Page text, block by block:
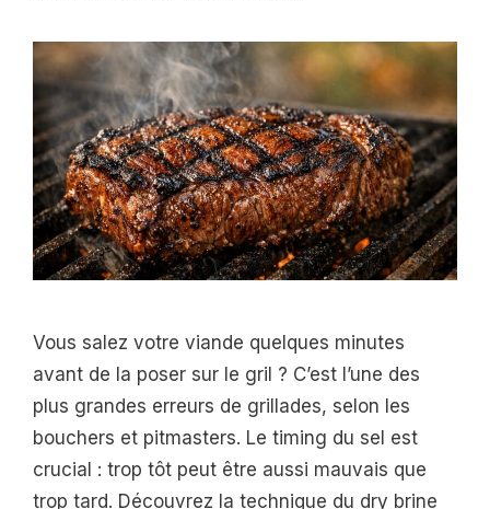
Vous salez votre viande quelques minutes
avant de la poser sur le gril ? C’est l’une des
plus grandes erreurs de grillades, selon les
bouchers et pitmasters. Le timing du sel est
crucial : trop tôt peut être aussi mauvais que
trop tard. Découvrez la technique du dry brine